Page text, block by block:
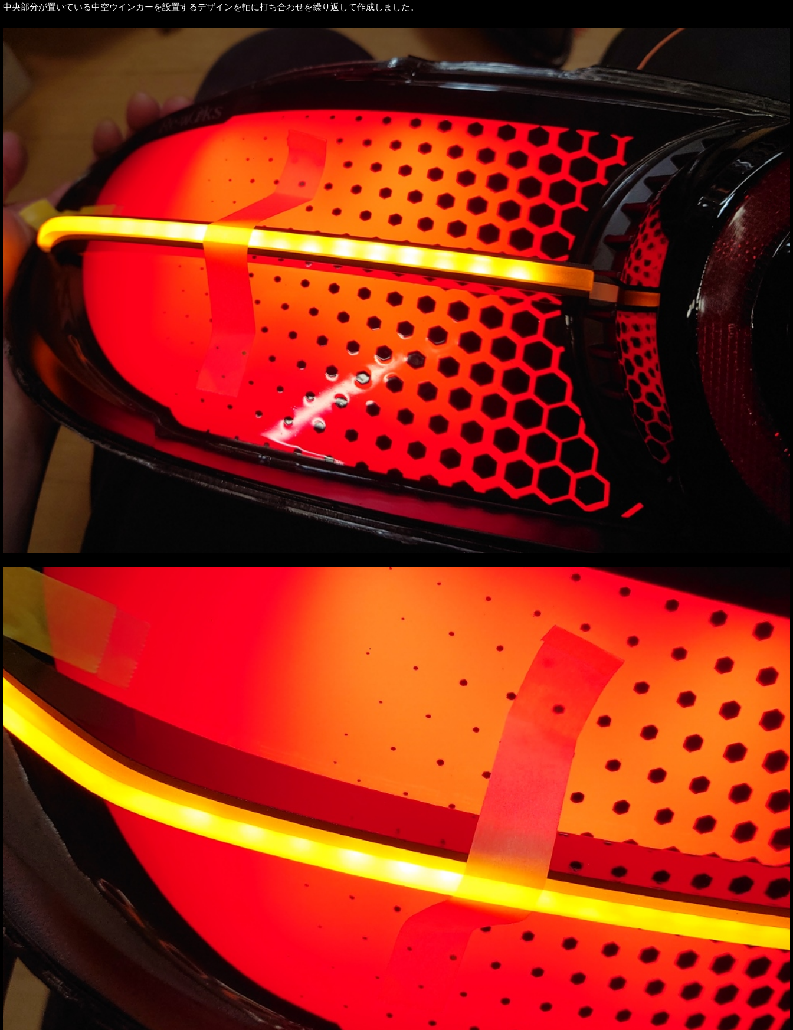
中央部分が置いている中空ウインカーを設置するデザインを軸に打ち合わせを繰り返して作成しました。